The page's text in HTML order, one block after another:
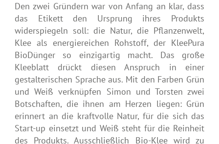
Den zwei Gründern war von Anfang an klar, dass
das Etikett den Ursprung ihres Produkts
widerspiegeln soll: die Natur, die Pflanzenwelt,
Klee als energiereichen Rohstoff, der KleePura
BioDünger so einzigartig macht. Das große
Kleeblatt drückt diesen Anspruch in einer
gestalterischen Sprache aus. Mit den Farben Grün
und Weiß verknüpfen Simon und Torsten zwei
Botschaften, die ihnen am Herzen liegen: Grün
erinnert an die kraftvolle Natur, für die sich das
Start-up einsetzt und Weiß steht für die Reinheit
des Produkts. Ausschließlich Bio-Klee wird zu